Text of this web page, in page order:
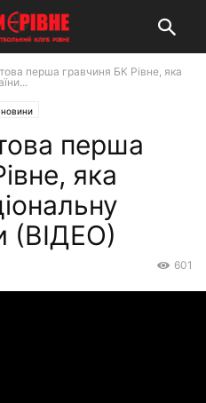
перша гравчиня БК Рівне, яка
новини
перша
яка
(ВІДЕО)
601